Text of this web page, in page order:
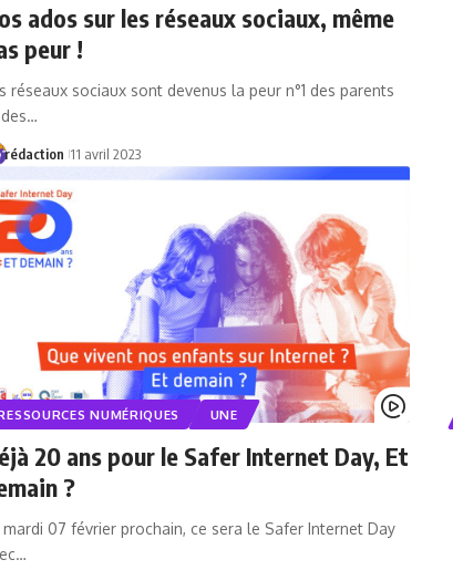
ados sur les réseaux sociaux, même
peur !
réseaux sociaux sont devenus la peur n°1 des parents
rédaction 11 avril 2023
NUMÉRIQUES UNE
20 ans pour le Safer Internet Day, Et
?
mardi 07 février prochain, ce sera le Safer Internet Day